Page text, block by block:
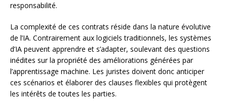
responsabilité.
La complexité de ces contrats réside dans la nature évolutive
de l’IA. Contrairement aux logiciels traditionnels, les systèmes
d’IA peuvent apprendre et s’adapter, soulevant des questions
inédites sur la propriété des améliorations générées par
l’apprentissage machine. Les juristes doivent donc anticiper
ces scénarios et élaborer des clauses flexibles qui protègent
les intérêts de toutes les parties.